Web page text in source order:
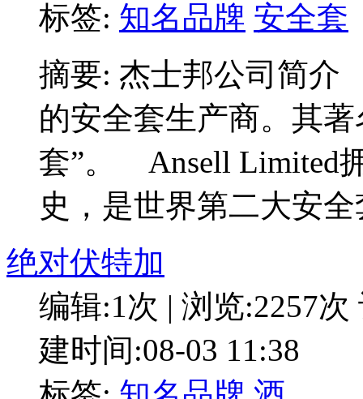
标签: 知名品牌 安全套
摘要: 杰士邦公司简介
的安全套生产商。其
套”。 Ansell Limited
史，是世界第二大安
绝对伏特加
编辑:1次 | 浏览:2257次
建时间:08-03 11:38